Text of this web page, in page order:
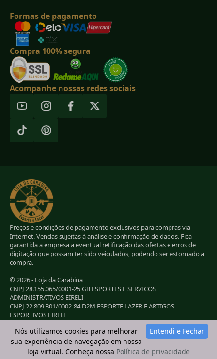
Formas de pagamento
Compra 100% segura
Acompanhe nossas redes sociais
Preços e condições de pagamento exclusivos para compras via
Internet. Vendas sujeitas à análise e confirmação de dados. Fica
garantida a empresa a eventual retificação das ofertas e erros de
digitação que possam ter sido veiculados, podendo ser estornado a
compra.
© 2026 - Loja da Carabina
CNPJ 28.155.065/0001-25 GB ESPORTES E SERVICOS
ADMINISTRATIVOS EIRELI
CNPJ 22.809.301/0002-84 D2M ESPORTE LAZER E ARTIGOS
ESPORTIVOS EIRELI
CNPJ 38.283.264/0001-72 LC ESPORTES E LAZER LTDA
CNPJ 42.084.009/0001-78 2G E B ESPORTE E LAZER LTDAEntendi e Fechar
Nós utilizamos cookies para melhorar
sua experiência de navegação em nossa
loja virtual. Conheça nossa Política de privacidade